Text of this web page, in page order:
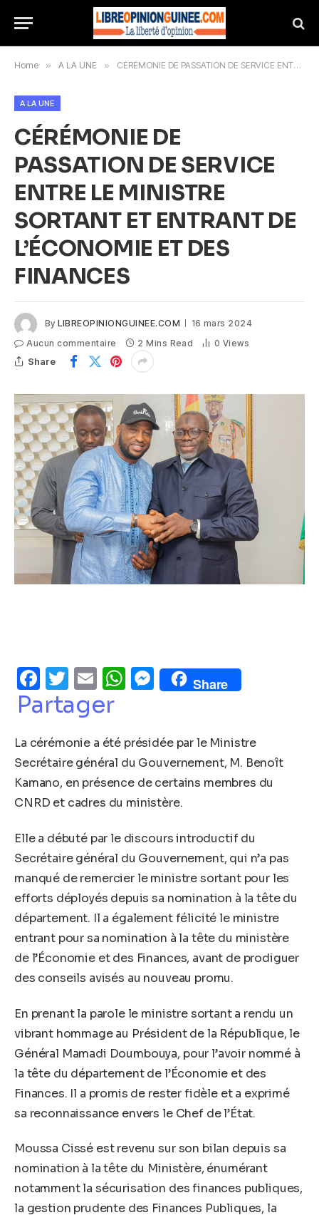
Home » A LA UNE » CÉRÉMONIE DE PASSATION DE SERVICE ENTRE LE MINISTRE SORTANT ET ENTRANT DE L’ÉCONOMIE ET DES FINANCES
A LA UNE
CÉRÉMONIE DE
PASSATION DE SERVICE
ENTRE LE MINISTRE
SORTANT ET ENTRANT DE
L’ÉCONOMIE ET DES
FINANCES
By LIBREOPINIONGUINEE.COM
16 mars 2024
Aucun commentaire
2 Mins Read 0 Views
Share
Facebook
Twitter
EmailWhatsApp
Messenger
Share
Partager
La cérémonie a été présidée par le Ministre
Secrétaire général du Gouvernement, M. Benoît
Kamano, en présence de certains membres du
CNRD et cadres du ministère.
Elle a débuté par le discours introductif du
Secrétaire général du Gouvernement, qui n’a pas
manqué de remercier le ministre sortant pour les
efforts déployés depuis sa nomination à la tête du
département. Il a également félicité le ministre
entrant pour sa nomination à la tête du ministère
de l’Économie et des Finances, avant de prodiguer
des conseils avisés au nouveau promu.
En prenant la parole le ministre sortant a rendu un
vibrant hommage au Président de la République, le
Général Mamadi Doumbouya, pour l’avoir nommé à
la tête du département de l’Économie et des
Finances. Il a promis de rester fidèle et a exprimé
sa reconnaissance envers le Chef de l’État.
Moussa Cissé est revenu sur son bilan depuis sa
nomination à la tête du Ministère, énumérant
notamment la sécurisation des finances publiques,
la gestion prudente des Finances Publiques, la